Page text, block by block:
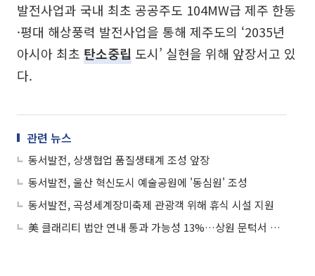
발전사업과 국내 최초 공공주도 104MW급 제주 한동
·평대 해상풍력 발전사업을 통해 제주도의 ‘2035년
아시아 최초 탄소중립 도시’ 실현을 위해 앞장서고 있
다.
관련 뉴스
동서발전, 상생협업 품질생태계 조성 앞장
동서발전, 울산 혁신도시 예술공원에 '동심원' 조성
동서발전, 곡성세계장미축제 관광객 위해 휴식 시설 지원
美 클래리티 법안 연내 통과 가능성 13%…상원 문턱서 제동